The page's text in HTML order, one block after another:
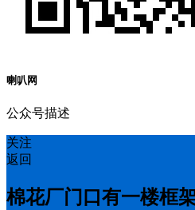
喇叭网
公众号描述
关注
返回
棉花厂门口有一楼框